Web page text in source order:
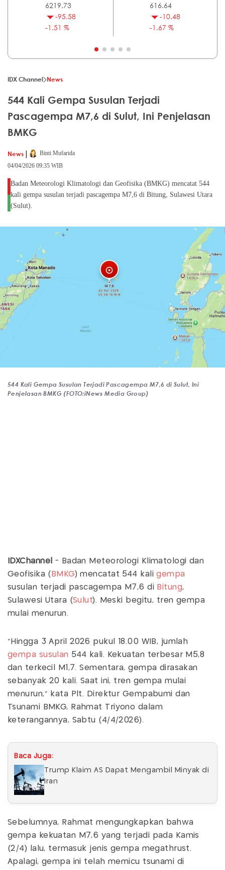
6219.73
-95.58
-1.51 %
616.64
-10.48
-1.67 %
IDX Channel News
544 Kali Gempa Susulan Terjadi
Pascagempa M7,6 di Sulut, Ini Penjelasan
BMKG
News |
Binti Mufarida
04/04/2026 09:35 WIB
Badan Meteorologi Klimatologi dan Geofisika (BMKG) mencatat 544
kali gempa susulan terjadi pascagempa M7,6 di Bitung, Sulawesi Utara
(Sulut).
544 Kali Gempa Susulan Terjadi Pascagempa M7,6 di Sulut, Ini
Penjelasan BMKG (FOTO:iNews Media Group)
IDXChannel
- Badan Meteorologi Klimatologi dan
Geofisika ( BMKG) mencatat 544 kaligempa
susulan terjadi pascagempa M7,6 di Bitung,
Sulawesi Utara (Sulut). Meski begitu, tren gempa
mulai menurun.
“Hingga 3 April 2026 pukul 18.00 WIB, jumlah
gempa susulan 544 kali. Kekuatan terbesar M5,8
dan terkecil M1,7. Sementara, gempa dirasakan
sebanyak 20 kali. Saat ini, tren gempa mulai
menurun,” kata Plt. Direktur Gempabumi dan
Tsunami BMKG, Rahmat Triyono dalam
keterangannya, Sabtu (4/4/2026).
Baca Juga:
Trump Klaim AS Dapat Mengambil Minyak di
Iran
Sebelumnya, Rahmat mengungkapkan bahwa
gempa kekuatan M7,6 yang terjadi pada Kamis
(2/4) lalu, termasuk jenis gempa megathrust.
Apalagi, gempa ini telah memicu tsunami di